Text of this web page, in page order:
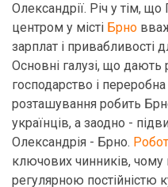
Олександрії. Річ у тім,
центром у місті Брно
зарплат і привабливості
Основні галузі, що дають
господарство і
розташування робить
українців, а заодно -
Олександрія - Брно.
ключових чинників, чому
регулярною постійністю